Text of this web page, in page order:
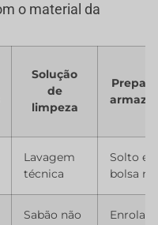
o material da
Solução
de
limpeza
Lavagem
técnica
Solto
bolsa
Sabão não